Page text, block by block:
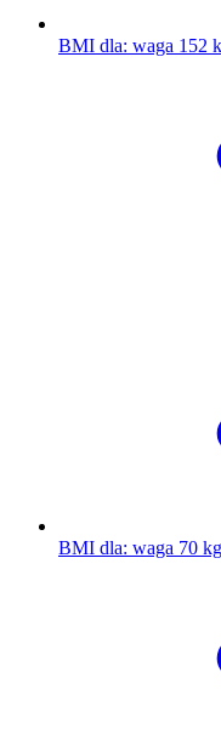
BMI dla: waga 152
BMI dla: waga 70